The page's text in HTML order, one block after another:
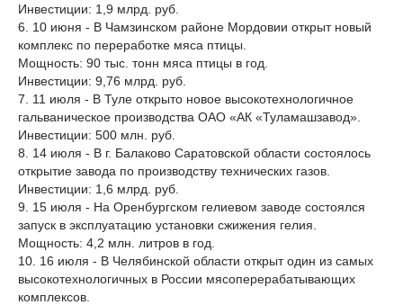
Инвестиции: 1,9 млрд. руб.
6. 10 июня - В Чамзинском районе Мордовии открыт новый
комплекс по переработке мяса птицы.
Мощность: 90 тыс. тонн мяса птицы в год.
Инвестиции: 9,76 млрд. руб.
7. 11 июля - В Туле открыто новое высокотехнологичное
гальваническое производства ОАО «АК «Туламашзавод».
Инвестиции: 500 млн. руб.
8. 14 июля - В г. Балаково Саратовской области состоялось
открытие завода по производству технических газов.
Инвестиции: 1,6 млрд. руб.
9. 15 июля - На Оренбургском гелиевом заводе состоялся
запуск в эксплуатацию установки сжижения гелия.
Мощность: 4,2 млн. литров в год.
10. 16 июля - В Челябинской области открыт один из самых
высокотехнологичных в России мясоперерабатывающих
комплексов.